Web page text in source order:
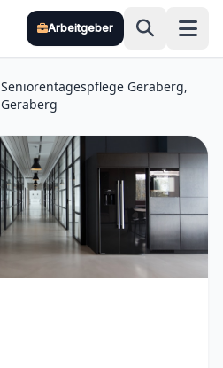
Arbeitgeber
Seniorentagespflege Geraberg,
Geraberg